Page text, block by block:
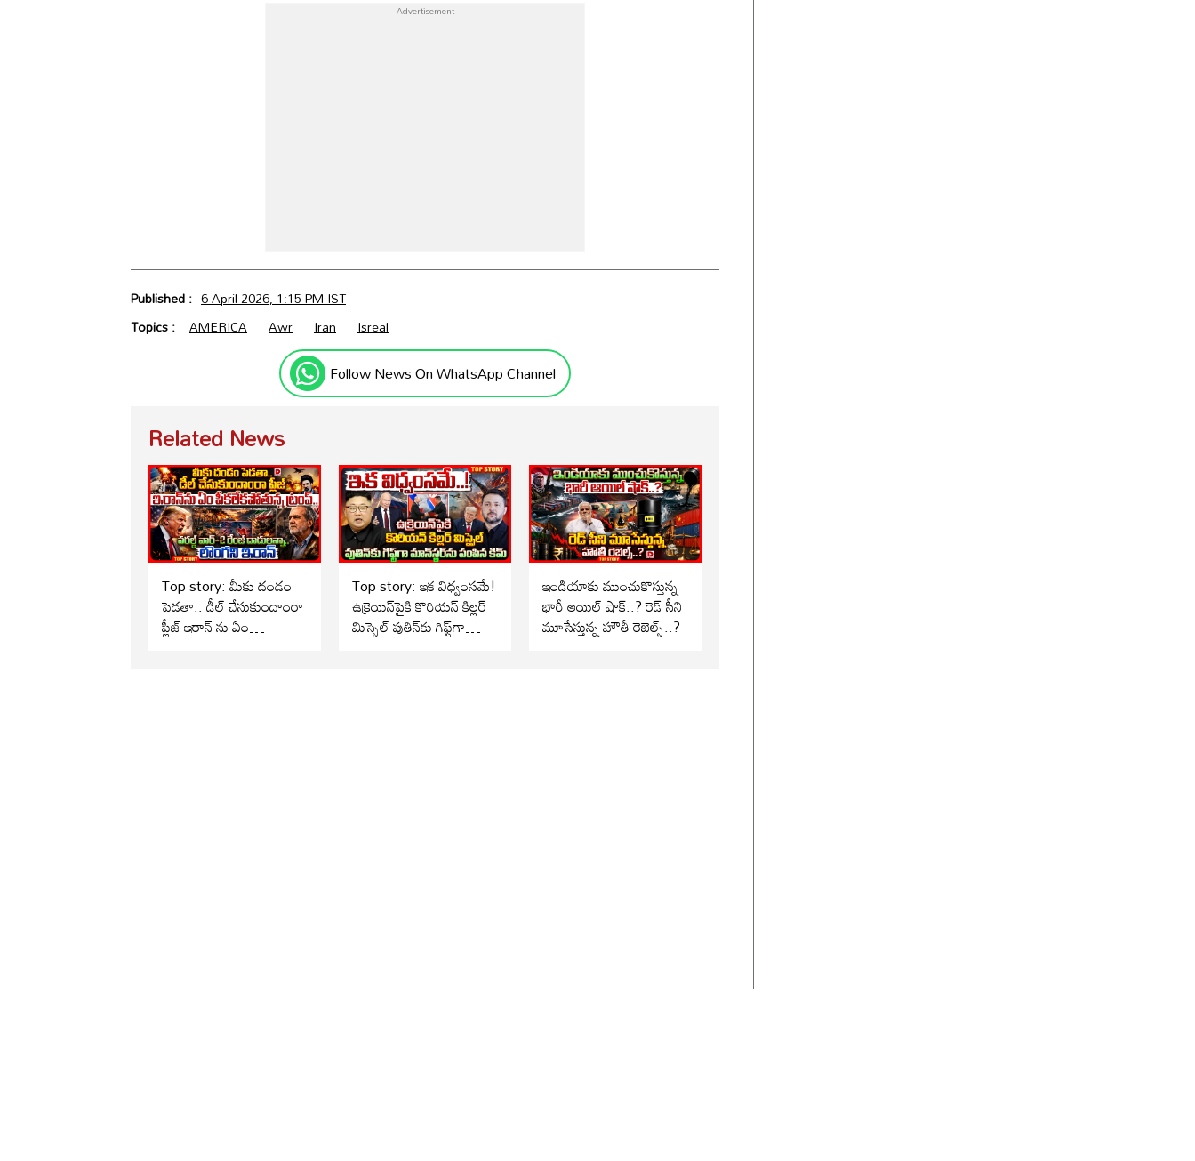
Published : 6 April 2026, 1:15 PM IST
Topics : AMERICA Awr Iran Isreal
Follow News On WhatsApp Channel
Related News
Top story: మీకు దండం
పెడతా.. డీల్ చేసుకుందాంరా
ప్లీజ్ ఇరాన్ ను ఏం
Top story: ఇక విధ్వంసమే!
ఉక్రెయిన్‌పైకి కొరియన్ కిల్లర్
మిస్సైల్ పుతిన్‌కు గిఫ్ట్‌గా
మాన్‌స్టర్‌ను పంపిన కిమ్..!
ఇండియాకు ముంచుకొస్తున్న
భారీ ఆయిల్ షాక్..? రెడ్ సీని
మూసేస్తున్న హౌతీ రెబెల్స్..?